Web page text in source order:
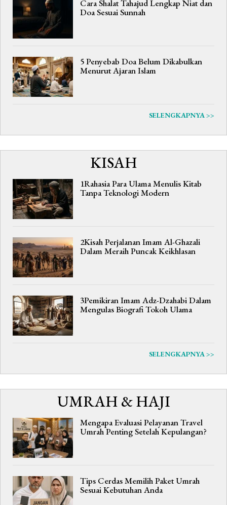
Cara Shalat Tahajud Lengkap Niat dan
Doa Sesuai Sunnah
5 Penyebab Doa Belum Dikabulkan
Menurut Ajaran Islam
SELENGKAPNYA >>
KISAH
1Rahasia Para Ulama Menulis Kitab
Tanpa Teknologi Modern
2Kisah Perjalanan Imam Al-Ghazali
Dalam Meraih Puncak Keikhlasan
3Pemikiran Imam Adz-Dzahabi Dalam
Mengulas Biografi Tokoh Ulama
SELENGKAPNYA >>
UMRAH & HAJI
Mengapa Evaluasi Pelayanan Travel
Umrah Penting Setelah Kepulangan?
Tips Cerdas Memilih Paket Umrah
Sesuai Kebutuhan Anda